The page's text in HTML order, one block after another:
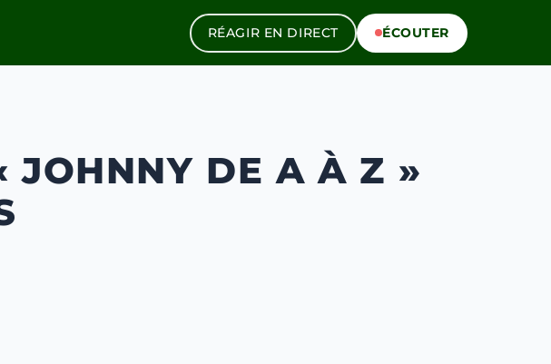
RÉAGIR EN DIRECT ÉCOUTER
JOHNNY DE A À Z »